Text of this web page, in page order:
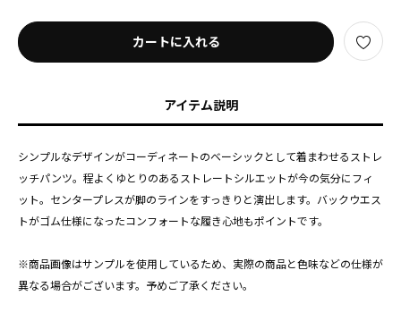
カートに入れる
アイテム説明
シンプルなデザインがコーディネートのベーシックとして着まわせるストレ
ッチパンツ。程よくゆとりのあるストレートシルエットが今の気分にフィ
ット。センタープレスが脚のラインをすっきりと演出します。バックウエス
トがゴム仕様になったコンフォートな履き心地もポイントです。
※商品画像はサンプルを使用しているため、実際の商品と色味などの仕様が
異なる場合がございます。予めご了承ください。